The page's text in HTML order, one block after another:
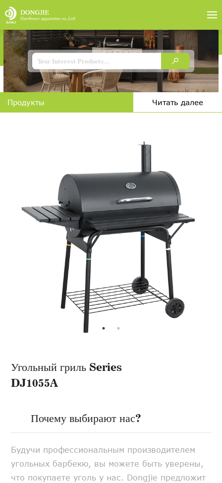
Продукты Читать далее
Угольный гриль Series
DJ1055A
Почему выбирают нас?
Будучи профессиональным производителем
угольных барбекю, вы можете быть уверены,
что покупаете уголь у нас. Dongjie предложит